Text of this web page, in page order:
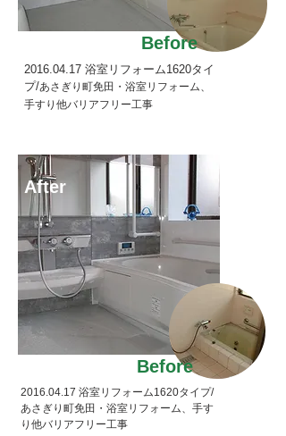
Before
2016.04.17 浴室リフォーム1620タイ
プ/あさぎり町免田・浴室リフォーム、
手すり他バリアフリー工事
After
Before
2016.04.17 浴室リフォーム1620タイプ/
あさぎり町免田・浴室リフォーム、手す
り他バリアフリー工事